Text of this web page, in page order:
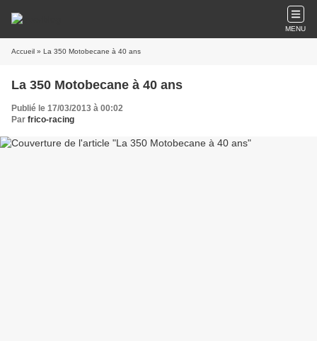
MENU
Accueil » La 350 Motobecane à 40 ans
La 350 Motobecane à 40 ans
Publié le 17/03/2013 à 00:02
Par frico-racing